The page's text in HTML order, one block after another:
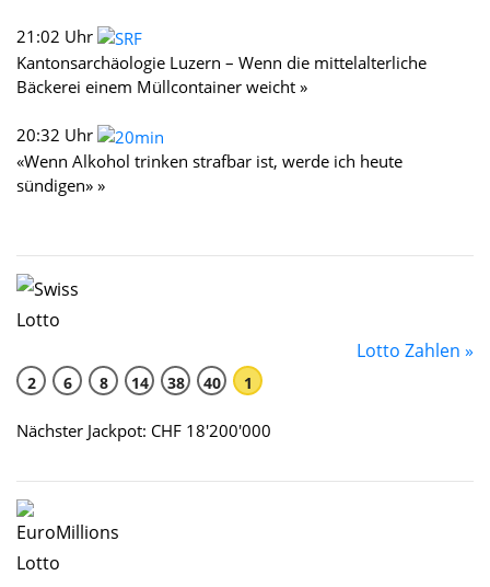
21:02 Uhr
Kantonsarchäologie Luzern – Wenn die mittelalterliche
Bäckerei einem Müllcontainer weicht »
20:32 Uhr
«Wenn Alkohol trinken strafbar ist, werde ich heute
sündigen» »
Lotto Zahlen »
2 6 8 14 38 40 1
Nächster Jackpot: CHF 18'200'000